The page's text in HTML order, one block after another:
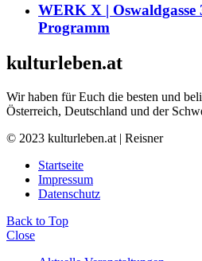
WERK X | Oswaldgasse
Programm
kulturleben.at
Wir haben für Euch die besten und
Österreich, Deutschland und der
© 2023 kulturleben.at | Reisner
Startseite
Impressum
Datenschutz
Back to Top
Close